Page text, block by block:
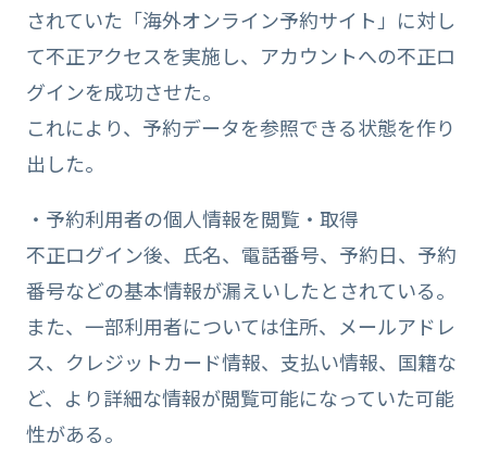
されていた「海外オンライン予約サイト」に対し
て不正アクセスを実施し、アカウントへの不正ロ
グインを成功させた。
これにより、予約データを参照できる状態を作り
出した。
・予約利用者の個人情報を閲覧・取得
不正ログイン後、氏名、電話番号、予約日、予約
番号などの基本情報が漏えいしたとされている。
また、一部利用者については住所、メールアドレ
ス、クレジットカード情報、支払い情報、国籍な
ど、より詳細な情報が閲覧可能になっていた可能
性がある。